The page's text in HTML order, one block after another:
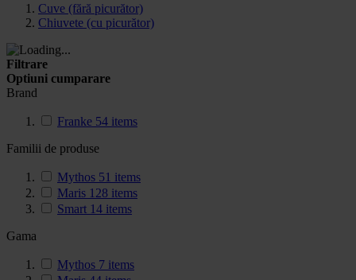
Cuve (fără picurător)
Chiuvete (cu picurător)
Filtrare
Optiuni cumparare
Brand
Franke 54 items
Familii de produse
Mythos 51 items
Maris 128 items
Smart 14 items
Gama
Mythos 7 items